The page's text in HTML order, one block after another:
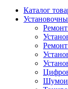
Каталог